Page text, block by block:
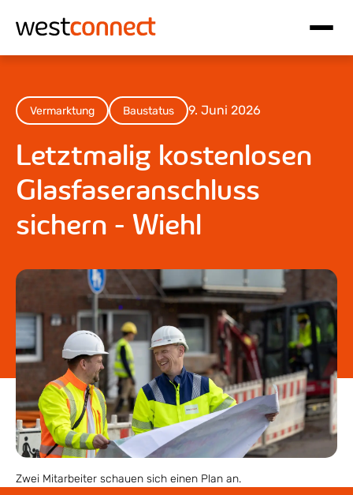
Hauptnavigation
Vermarktung Baustatus 9. Juni 2026
Letztmalig kostenlosen
Glasfaseranschluss
sichern - Wiehl
Zwei Mitarbeiter schauen sich einen Plan an.